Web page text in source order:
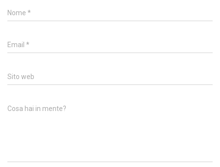
Nome *
Email *
Sito web
Cosa hai in mente?